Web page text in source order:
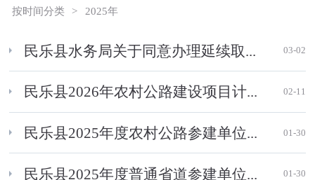
按时间分类 > 2025年
民乐县水务局关于同意办理延续取... 03-02
民乐县2026年农村公路建设项目计... 02-11
民乐县2025年度农村公路参建单位... 01-30
民乐县2025年度普通省道参建单位... 01-30